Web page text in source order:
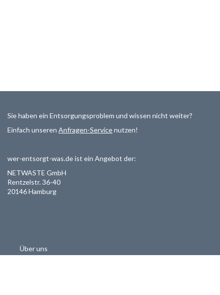
Sie haben ein Entsorgungsproblem und wissen nicht weiter?
Einfach unseren Anfragen-Servicenutzen!
wer-entsorgt-was.de ist ein Angebot der:
NETWASTE GmbH
Rentzelstr. 36-40
20146 Hamburg
Über uns